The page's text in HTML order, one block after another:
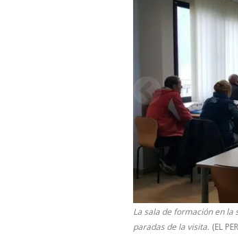
La sala de formación en la
paradas de la visita. (EL